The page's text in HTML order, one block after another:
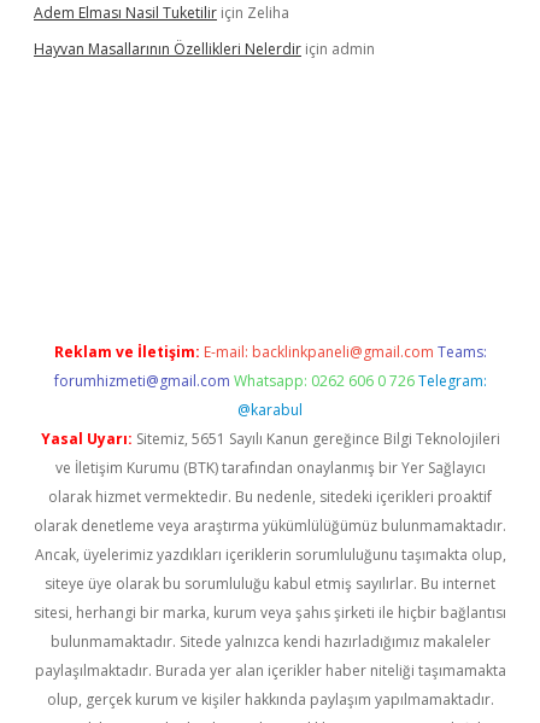
Adem Elması Nasil Tuketilir için Zeliha
Hayvan Masallarının Özellikleri Nelerdir için admin
Reklam ve İletişim: E-mail: backlinkpaneli@gmail.com Teams:
forumhizmeti@gmail.com Whatsapp: 0262 606 0 726 Telegram:
@karabul
Yasal Uyarı: Sitemiz, 5651 Sayılı Kanun gereğince Bilgi Teknolojileri
ve İletişim Kurumu (BTK) tarafından onaylanmış bir Yer Sağlayıcı
olarak hizmet vermektedir. Bu nedenle, sitedeki içerikleri proaktif
olarak denetleme veya araştırma yükümlülüğümüz bulunmamaktadır.
Ancak, üyelerimiz yazdıkları içeriklerin sorumluluğunu taşımakta olup,
siteye üye olarak bu sorumluluğu kabul etmiş sayılırlar. Bu internet
sitesi, herhangi bir marka, kurum veya şahıs şirketi ile hiçbir bağlantısı
bulunmamaktadır. Sitede yalnızca kendi hazırladığımız makaleler
paylaşılmaktadır. Burada yer alan içerikler haber niteliği taşımamakta
olup, gerçek kurum ve kişiler hakkında paylaşım yapılmamaktadır.